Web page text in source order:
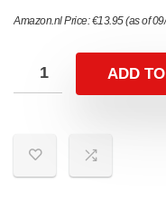
Amazon.nl Price:€13.95(as of
ADD